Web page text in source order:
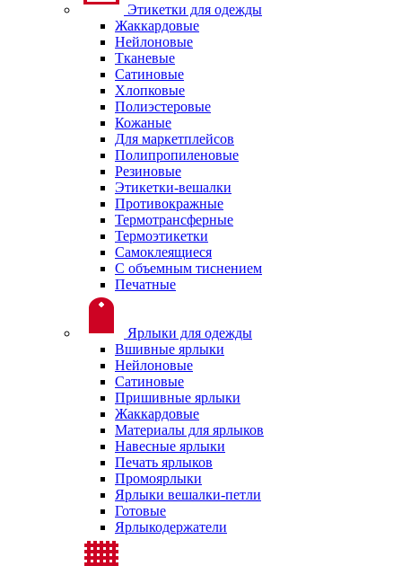
Этикетки для одежды
Жаккардовые
Нейлоновые
Тканевые
Сатиновые
Хлопковые
Полиэстеровые
Кожаные
Для маркетплейсов
Полипропиленовые
Резиновые
Этикетки-вешалки
Противокражные
Термотрансферные
Термоэтикетки
Самоклеящиеся
С объемным тиснением
Печатные
Ярлыки для одежды
Вшивные ярлыки
Нейлоновые
Сатиновые
Пришивные ярлыки
Жаккардовые
Материалы для ярлыков
Навесные ярлыки
Печать ярлыков
Промоярлыки
Ярлыки вешалки-петли
Готовые
Ярлыкодержатели